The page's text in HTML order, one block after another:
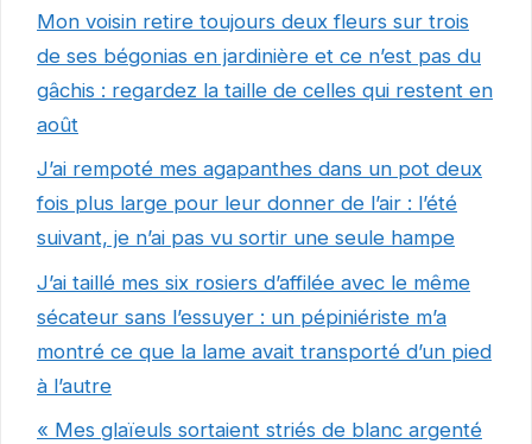
Mon voisin retire toujours deux fleurs sur trois
de ses bégonias en jardinière et ce n’est pas du
gâchis : regardez la taille de celles qui restent en
août
J’ai rempoté mes agapanthes dans un pot deux
fois plus large pour leur donner de l’air : l’été
suivant, je n’ai pas vu sortir une seule hampe
J’ai taillé mes six rosiers d’affilée avec le même
sécateur sans l’essuyer : un pépiniériste m’a
montré ce que la lame avait transporté d’un pied
à l’autre
« Mes glaïeuls sortaient striés de blanc argenté